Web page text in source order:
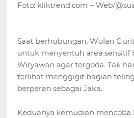
Foto: kliktrend.com – Web/
Saat berhubungan, Wulan
untuk menyentuh area sensitif
Wiryawan agar tergoda. Tak
terlihat menggigit bagian
berperan sebagai Jaka.
Keduanya kemudian mencoba